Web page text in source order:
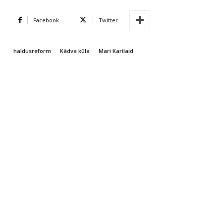
Facebook Twitter
haldusreform Kädva küla Mari Karilaid